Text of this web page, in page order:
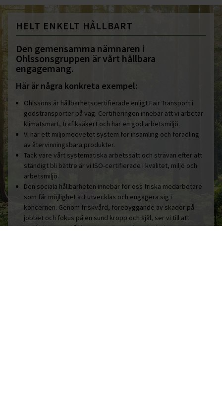
HELT ENKELT HÅLLBART
Den gemensamma nämnaren i
Ohlssonsgruppen är vårt hållbara
engagemang.
Här är några konkreta exempel:
Ohlssons är hållbarhetscertifierade enligt Fair Transport i
godstransporter på väg. Certifieringen innebär att vi arbetar
klimatsmart, trafiksäkert och har en god arbetsmiljö.
Vi har ett miljömedvetet system för insamling och förädling
av återvinningsbara produkter.
Tack vare vårt systematiska arbetssätt och strävan efter att
ständigt bli bättre är vi ISO-certifierade i kvalitet, miljö och
arbetsmiljö.
Den sociala hållbarheten innebär för oss friska medarbetare
som får möjlighet att utvecklas och engagera sig i
koncernen. Genom friskvård, förebyggande av skador på
jobbet och fokus på en sund kropp och själ, ser vi till att
medarbetarna mår bra, är engagerade och glada.